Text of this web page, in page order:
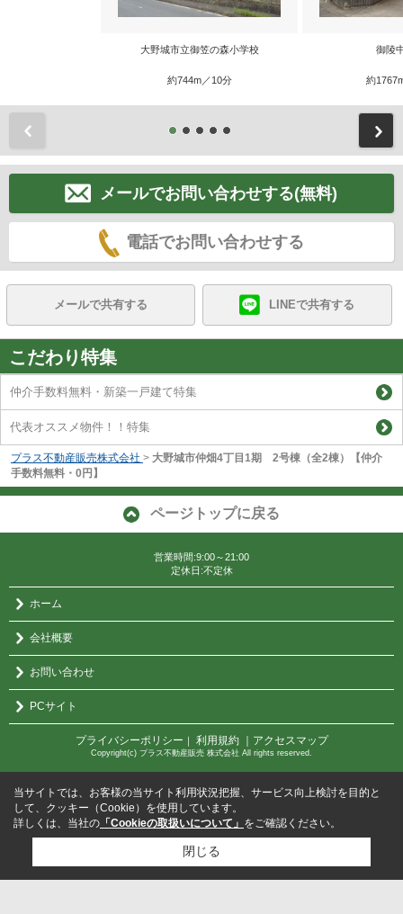
大野城市立御笠の森小学校
約744m／10分
御陵
約
メールでお問い合わせする(無料)
電話でお問い合わせする
メールで共有する LINEで共有する
こだわり特集
仲介手数料無料・新築一戸建て特集
代表オススメ物件！！特集
プラス不動産販売株式会社 > 大野城市仲畑4丁目1期 2号棟（全2棟）【仲介
手数料無料・0円】
ページトップに戻る
営業時間:9:00～21:00
定休日:不定休
ホーム
会社概要
お問い合わせ
PCサイト
プライバシーポリシー ｜ 利用規約 ｜アクセスマップ
Copyright(c) プラス不動産販売 株式会社 All rights reserved.
当サイトでは、お客様の当サイト利用状況把握、サービス向上検討を目的と
して、クッキー（Cookie）を使用しています。
詳しくは、当社の 「Cookieの取扱いについて」 をご確認ください。
閉じる